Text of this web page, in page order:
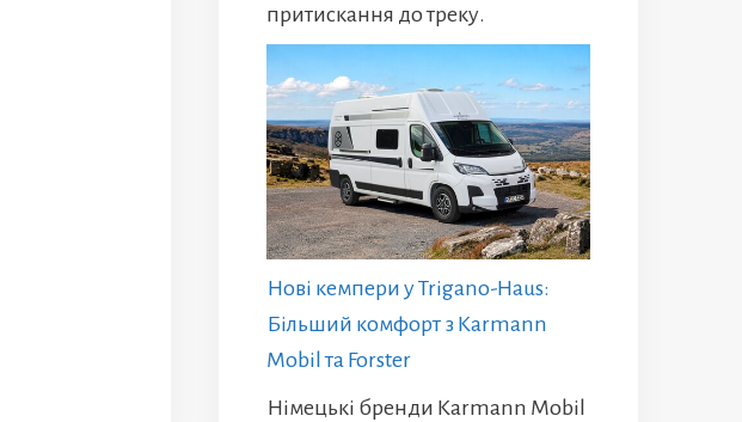
притискання до треку.
Нові кемпери у Trigano-Haus:
Більший комфорт з Karmann
Mobil та Forster
Німецькі бренди Karmann Mobil